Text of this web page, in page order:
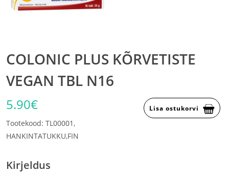
COLONIC PLUS KÕRVETISTE
VEGAN TBL N16
5.90€ Lisa ostukorvi
Tootekood: TL00001,
HANKINTATUKKU,FIN
Kirjeldus